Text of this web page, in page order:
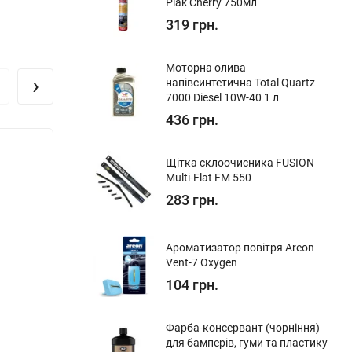
›
319 грн.
Моторна олива
напівсинтетична Total Quartz
7000 Diesel 10W-40 1 л
436 грн.
Щітка склоочисника FUSION
Multi-Flat FM 550
283 грн.
Ароматизатор повітря Areon
Vent-7 Oxygen
104 грн.
Фарба-консервант (чорніння)
для бамперів, гуми та пластику